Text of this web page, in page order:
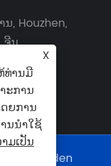
ນ, Houzhen,
ຈີນ
Golden
X
ທ່ານມີ
ະການ
ຍການ
ນນໍາໃຊ້
ມເປັນ